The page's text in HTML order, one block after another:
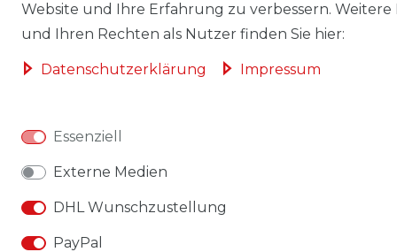
Website und Ihre Erfahrung zu verbessern.
und Ihren Rechten als Nutzer finden Sie hier:
Daten­schutz­erklärung Impressum
Essenziell
Externe Medien
DHL Wunschzustellung
PayPal